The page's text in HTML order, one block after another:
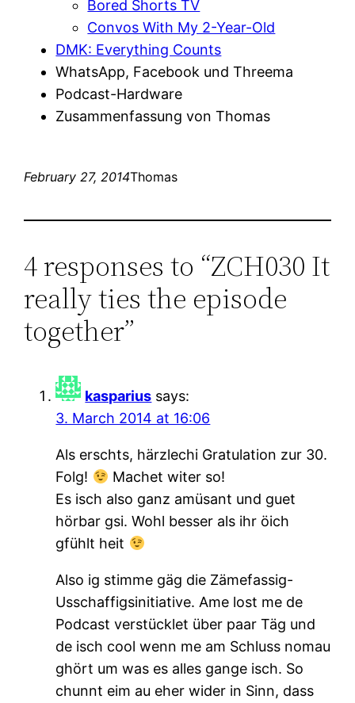
Bored Shorts TV
Convos With My 2-Year-Old
DMK: Everything Counts
WhatsApp, Facebook und Threema
Podcast-Hardware
Zusammenfassung von Thomas
February 27, 2014Thomas
4 responses to “ZCH030 It
really ties the episode
together”
kasparius says:
3. March 2014 at 16:06
Als erschts, härzlechi Gratulation zur 30.
Folg!
Machet witer so!
Es isch also ganz amüsant und guet
hörbar gsi. Wohl besser als ihr öich
gfühlt heit
Also ig stimme gäg die Zämefassig-
Usschaffigsinitiative. Ame lost me de
Podcast verstücklet über paar Täg und
de isch cool wenn me am Schluss nomau
ghört um was es alles gange isch. So
chunnt eim au eher wider in Sinn, dass